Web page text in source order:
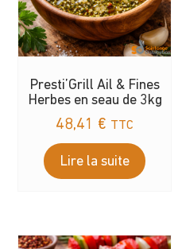
Presti’Grill Ail & Fines
Herbes en seau de 3kg
48,41 € TTC
Lire la suite